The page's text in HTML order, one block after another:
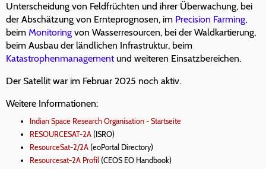
Unterscheidung von Feldfrüchten und ihrer Überwachung, bei
der Abschätzung von Ernteprognosen, im Precision Farming,
beim Monitoring von Wasserresourcen, bei der Waldkartierung,
beim Ausbau der ländlichen Infrastruktur, beim
Katastrophenmanagementund weiteren Einsatzbereichen.
Der Satellit war im Februar 2025 noch aktiv.
Weitere Informationen:
Indian Space Research Organisation - Startseite
RESOURCESAT-2A (ISRO)
ResourceSat-2/2A (eoPortal Directory)
Resourcesat-2A Profil (CEOS EO Handbook)